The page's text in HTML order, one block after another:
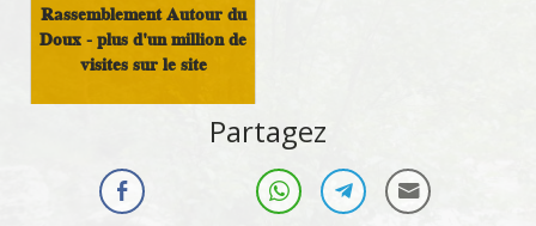
Rassemblement Autour du
Doux - plus d'un million de
visites sur le site
Partagez